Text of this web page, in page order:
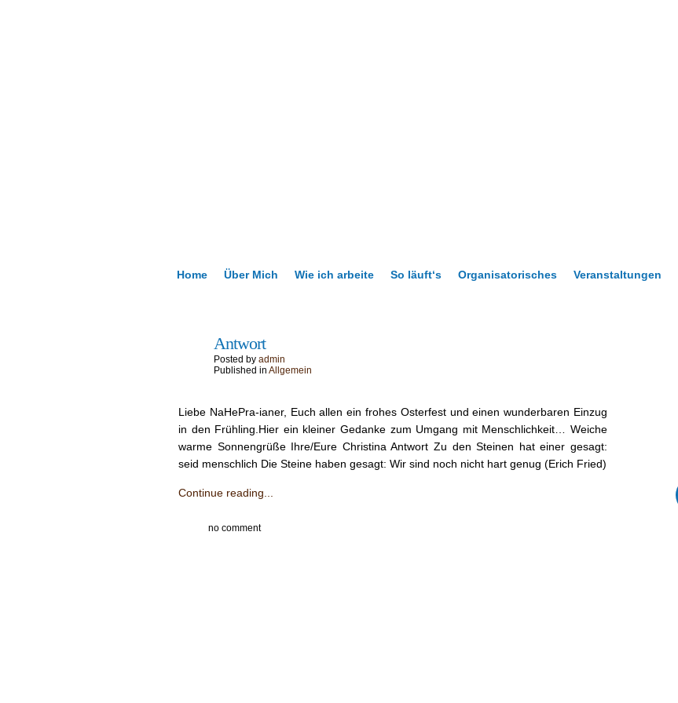
Home Über Mich Wie ich arbeite So läuft‘s Organisatorisches Veranstaltungen
Antwort
Posted by admin
Published in Allgemein
Liebe NaHeP­­ra-ian­er, Euch allen ein fro­hes Oster­fest und einen wun­der­baren Einzug
in den Frühling.Hier ein klein­er Gedanke zum Umgang mit Men­schlichkeit… Weiche
warme Son­nen­grüße Ihre/Eure Christi­na Antwort Zu den Steinen hat ein­er gesagt:
seid men­schlich Die Steine haben gesagt: Wir sind noch nicht hart genug (Erich Fried)
Continue reading...
no comment